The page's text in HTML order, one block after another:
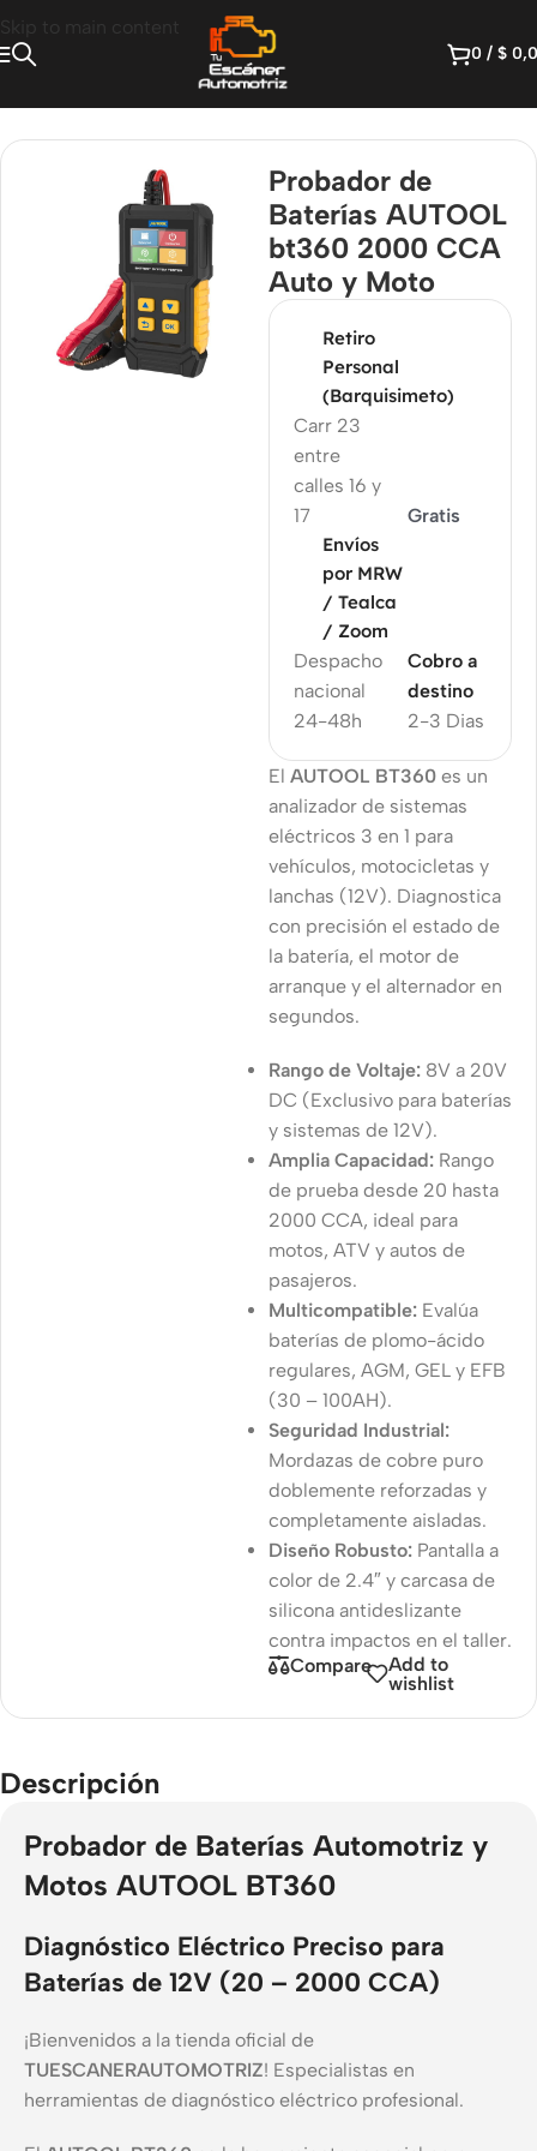
Skip to main content
0 / $
Probador de
Baterías AUTOOL
bt360 2000 CCA
Auto y Moto
Retiro
Personal
(Barquisimeto)
Carr 23
entre
calles 16 y
17
Gratis
Envíos
por MRW
/ Tealca
/ Zoom
Despacho
nacional
24-48h
2-3 Dias
Cobro a
destino
El AUTOOL BT360 es un
analizador de sistemas
eléctricos 3 en 1 para
vehículos, motocicletas y
lanchas (12V). Diagnostica
con precisión el estado de
la batería, el motor de
arranque y el alternador en
segundos.
Rango de Voltaje: 8V a 20V
DC (Exclusivo para baterías
y sistemas de 12V).
Amplia Capacidad: Rango
de prueba desde 20 hasta
2000 CCA, ideal para
motos, ATV y autos de
pasajeros.
Multicompatible: Evalúa
baterías de plomo-ácido
regulares, AGM, GEL y EFB
(30 – 100AH).
Seguridad Industrial:
Mordazas de cobre puro
doblemente reforzadas y
completamente aisladas.
Diseño Robusto: Pantalla a
color de 2.4″ y carcasa de
silicona antideslizante
contra impactos en el taller.
Compare
Add to
wishlist
Descripción
Probador de Baterías Automotriz y
Motos AUTOOL BT360
Diagnóstico Eléctrico Preciso para
Baterías de 12V (20 – 2000 CCA)
¡Bienvenidos a la tienda oficial de
TUESCANERAUTOMOTRIZ! Especialistas en
herramientas de diagnóstico eléctrico profesional.